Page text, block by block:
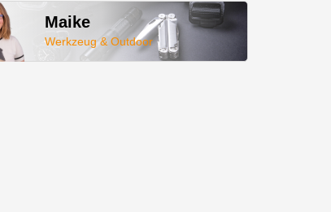
Maike
Werkzeug & Outdoor